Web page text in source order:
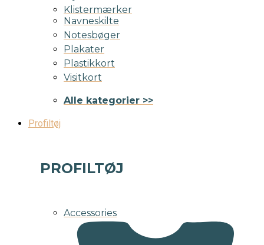
Klistermærker
Navneskilte
Notesbøger
Plakater
Plastikkort
Visitkort
Alle kategorier >>
Profiltøj
PROFILTØJ
Accessories